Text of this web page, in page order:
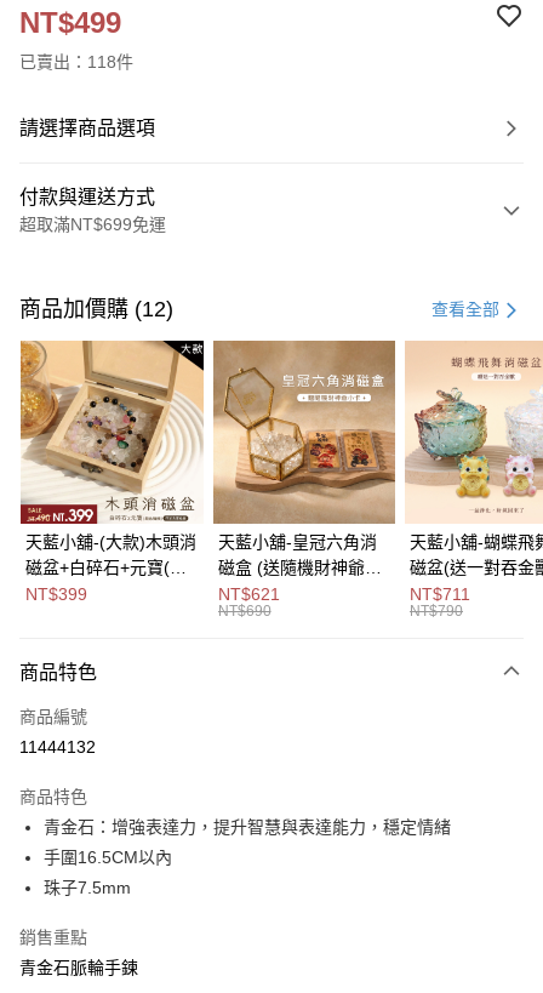
NT$499
已賣出：118件
請選擇商品選項
付款與運送方式
超取滿NT$699免運
信用卡一次付款
超商取貨付款
LINE Pay
Apple Pay
街口支付
悠遊付
Google Pay
【大哥付你分期使用說明】
2.付款方式選擇「大哥付你分期」，訂單成立後會自動跳轉到大哥付的交易
流程，驗證手機門號後，選擇欲分期的期數、繳款截止日，確認付款後即完
3.實際核准額度、可分期數及費用金額請依後續交易確認頁面所載為準。
4.訂單成立30分鐘內，如未前往確認交易或遇審核未通過，訂單將自動取
消。如遇「轉專審核」未通過狀況，表示未達大哥付你分期系統評分，恕無
法說明評估內容。
1.分期款項不併入電信帳單，「大哥付你分期」於每月結算日後寄送繳費提
2.透過簡訊連結打開帳單後，可選擇「超商條碼／台灣大直營門市／銀行轉
帳／街口支付／iPASS MONEY」等通路繳費。
運送方式
全家取貨付款
每筆NT$80，滿NT$699(含以上)免運費
付款後全家取貨
萊爾富取貨付款
每筆NT$8,888，滿NT$8,888(含以上)免運費
商品加價購 (12) 查看全部
天藍小舖-(大款)木頭消
磁盆+白碎石+元寶(顏
色隨機)-單1
NT$399
天藍小舖-皇冠六角消
磁盒 (送隨機財神爺小
卡)-單1
款-$690【A31310122
NT$621
NT$690
天藍小舖-蝴蝶飛
磁盆(送一對吞金
1
款-$790【
NT$711
NT$790
商品特色
商品編號
11444132
商品特色
青金石：增強表達力，提升智慧與表達能力，穩定情緒
手圍16.5CM以內
珠子7.5mm
銷售重點
青金石脈輪手鍊